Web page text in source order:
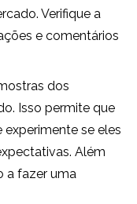
Verifique a
e comentários
dos
Isso permite que
se eles
Além
a fazer uma